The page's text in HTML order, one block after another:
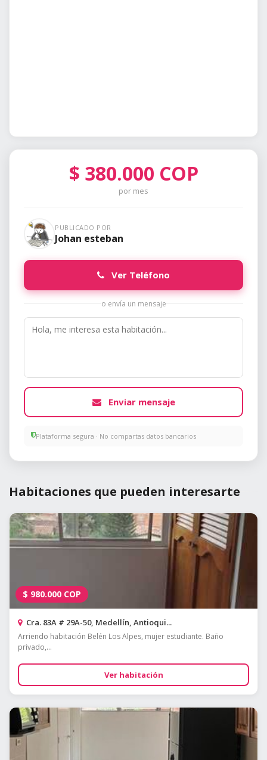
$ 380.000 COP
por mes
PUBLICADO POR
Johan esteban
Ver Teléfono
o envía un mensaje
Enviar mensaje
Plataforma segura · No compartas datos bancarios
Habitaciones que pueden interesarte
$ 980.000 COP
Cra. 83A # 29A-50, Medellín, Antioqui...
Arriendo habitación Belén Los Alpes, mujer estudiante. Baño
privado,...
Ver habitación